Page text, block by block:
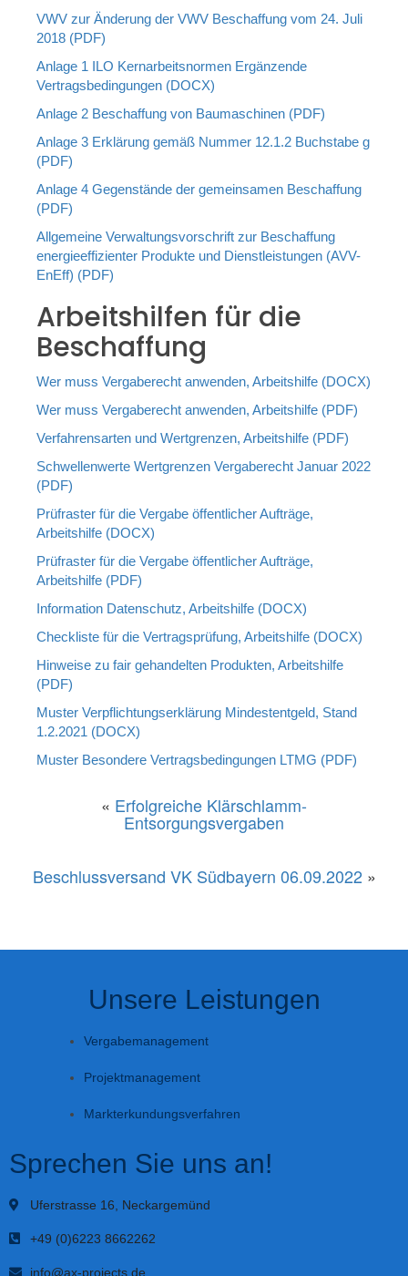
VWV zur Änderung der VWV Beschaffung vom 24. Juli
2018 (PDF)
Anlage 1 ILO Kernarbeitsnormen Ergänzende
Vertragsbedingungen (DOCX)
Anlage 2 Beschaffung von Baumaschinen (PDF)
Anlage 3 Erklärung gemäß Nummer 12.1.2 Buchstabe g
(PDF)
Anlage 4 Gegenstände der gemeinsamen Beschaffung
(PDF)
Allgemeine Verwaltungsvorschrift zur Beschaffung
energieeffizienter Produkte und Dienstleistungen (AVV-
EnEff) (PDF)
Arbeitshilfen für die
Beschaffung
Wer muss Vergaberecht anwenden, Arbeitshilfe (DOCX)
Wer muss Vergaberecht anwenden, Arbeitshilfe (PDF)
Verfahrensarten und Wertgrenzen, Arbeitshilfe (PDF)
Schwellenwerte Wertgrenzen Vergaberecht Januar 2022
(PDF)
Prüfraster für die Vergabe öffentlicher Aufträge,
Arbeitshilfe (DOCX)
Prüfraster für die Vergabe öffentlicher Aufträge,
Arbeitshilfe (PDF)
Information Datenschutz, Arbeitshilfe (DOCX)
Checkliste für die Vertragsprüfung, Arbeitshilfe (DOCX)
Hinweise zu fair gehandelten Produkten, Arbeitshilfe
(PDF)
Muster Verpflichtungserklärung Mindestentgeld, Stand
1.2.2021 (DOCX)
Muster Besondere Vertragsbedingungen LTMG (PDF)
« Erfolgreiche Klärschlamm-
Entsorgungsvergaben
Beschlussversand VK Südbayern 06.09.2022​»
Unsere Leistungen
Vergabemanagement
Projektmanagement
Markterkundungsverfahren
Sprechen Sie uns an!
Uferstrasse 16, Neckargemünd
+49 (0)6223 8662262
info@ax-projects.de